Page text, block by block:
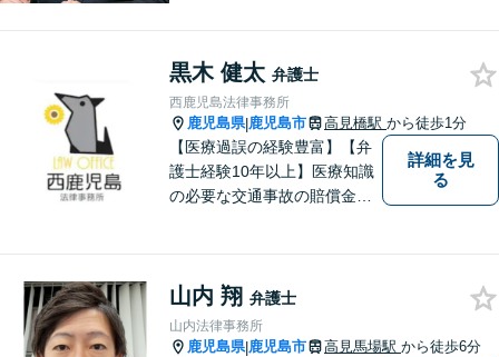
で、お悩みの解決に向けて丁
寧にアドバイスしていきま
す。
黒木 健太 弁護士
西鹿児島法律事務所
鹿児島県|鹿児島市 高見橋駅 から徒歩1分
【医療過誤の経験豊富】【弁
護士経験10年以上】医療知識
の必要な交通事故の賠償金請
さい。依頼者様との信頼関係
を大切に解決へ向けて尽力い
たします。【休日・夜間対応
詳細を見
る
山内 翔 弁護士
山内法律事務所
鹿児島県|鹿児島市 高見馬場駅 から徒歩6分